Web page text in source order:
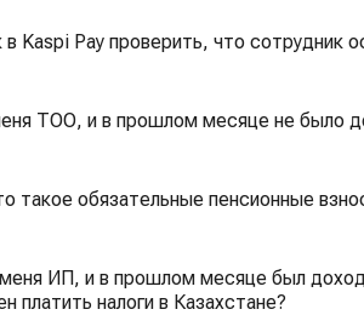
в Kaspi Pay проверить, что сотрудник
ТОО, и в прошлом месяце не было
такое обязательные пенсионные
ИП, и в прошлом месяце был
платить налоги в Казахстане?